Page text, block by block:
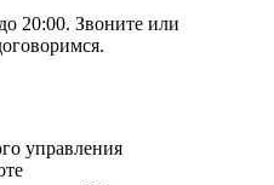
20:00. Звоните или
управления